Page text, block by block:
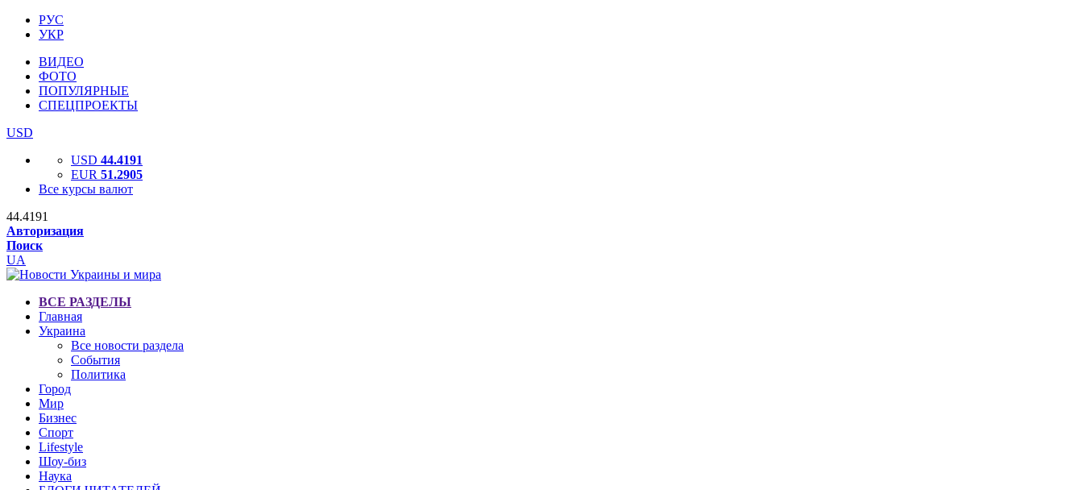
РУС
УКР
ВИДЕО
ФОТО
ПОПУЛЯРНЫЕ
СПЕЦПРОЕКТЫ
USD
USD 44.4191
EUR 51.2905
Все курсы валют
44.4191
Авторизация
Поиск
UA
ВСЕ РАЗДЕЛЫ
Главная
Украина
Все новости раздела
События
Политика
Город
Мир
Бизнес
Спорт
Lifestyle
Шоу-биз
Наука